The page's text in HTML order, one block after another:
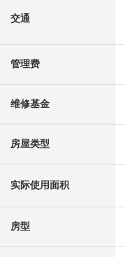
交通
管理费
维修基金
房屋类型
实际使用面积
房型